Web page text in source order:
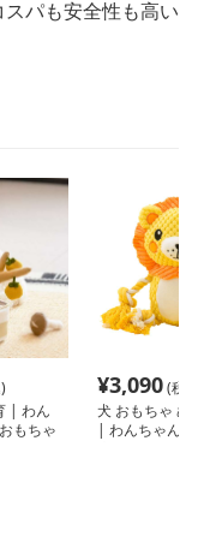
パも安全性も高い
| わん
もちゃ
¥3,090(税
犬 おもちゃ ぬ
| わんちゃん